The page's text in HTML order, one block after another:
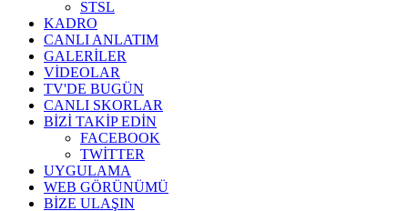
STSL
KADRO
CANLI ANLATIM
GALERİLER
VİDEOLAR
TV'DE BUGÜN
CANLI SKORLAR
BİZİ TAKİP EDİN
FACEBOOK
TWİTTER
UYGULAMA
WEB GÖRÜNÜMÜ
BİZE ULAŞIN